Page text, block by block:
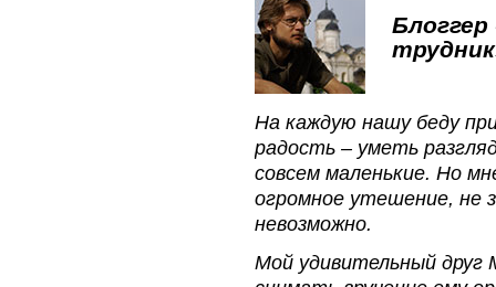
Блоггер
На каждую нашу беду
радость – уметь
совсем маленькие. Но
огромное утешение, не
невозможно.
Мой удивительный друг